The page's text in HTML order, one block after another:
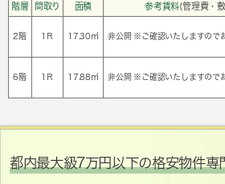
階層 間取り 面積 参考賃料(管理費・
2階 1Ｒ 17.30㎡ 非公開 ※ご確認いたしますので
6階 1Ｒ 17.88㎡ 非公開 ※ご確認いたしますので
都内最大級7万円以下の格安物件専